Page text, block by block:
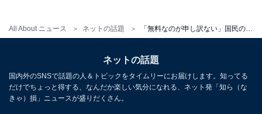
All About ニュース ネットの話題
ネットの話題
国内外のSNSで話題の人＆トピックをタイムリーにお届けします。知ってる
だけでちょっと得する、なんだか楽しい気分になれる、ネット発「知ら（な
きゃ）損」ニュースが盛りだくさん。